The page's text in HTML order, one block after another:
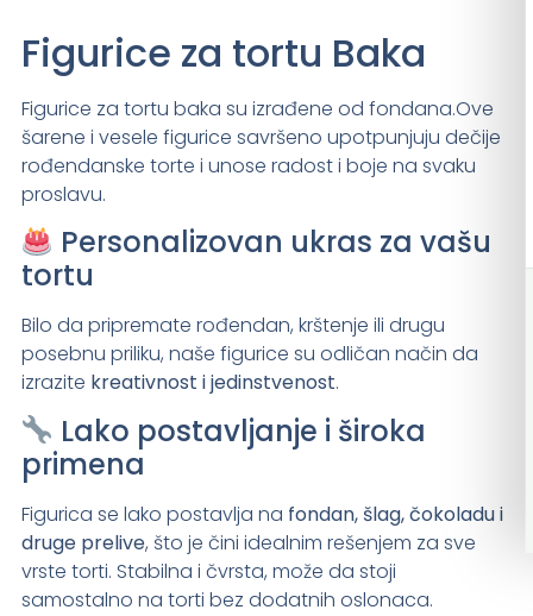
Figurice za tortu Baka
Figurice za tortu baka su izrađene od fondana.Ove
šarene i vesele figurice savršeno upotpunjuju dečije
rođendanske torte i unose radost i boje na svaku
proslavu.
Personalizovan ukras za vašu
tortu
Bilo da pripremate rođendan, krštenje ili drugu
posebnu priliku, naše figurice su odličan način da
izrazite kreativnost i jedinstvenost.
Lako postavljanje i široka
primena
Figurica se lako postavlja na fondan, šlag, čokoladu i
druge prelive, što je čini idealnim rešenjem za sve
vrste torti. Stabilna i čvrsta, može da stoji
samostalno na torti bez dodatnih oslonaca.